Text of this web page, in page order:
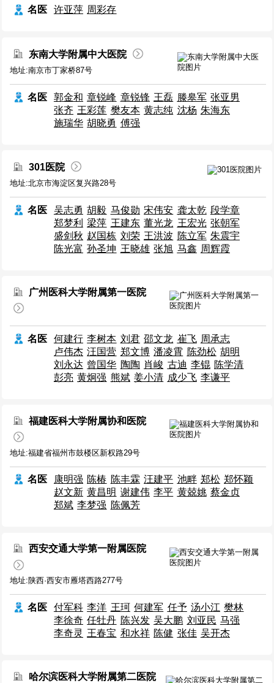
名医 许亚萍 周彩存
东南大学附属中大医院
地址:南京市丁家桥87号
名医 郭金和 章锐峰 章锐锋 王磊 滕皋军 张亚男
张齐 王彩莲 樊友本 黄志纯 沈杨 朱海东
施瑞华 胡晓勇 傅强
301医院
地址:北京市海淀区复兴路28号
名医 吴志勇 胡毅 马俊勋 宋伟安 龚太乾 段学章
郑梦利
梁萍 王建东 董光龙 王宏光 张朝军
盛剑秋 赵国栋 刘荣 王洪波 陈立军 朱震宇
陈光富 孙圣坤 王晓雄 张旭 马鑫 周辉霞
广州医科大学附属第一医院
名医 何建行 李树本 刘君 邵文龙 崔飞 周承志
卢伟杰 汪国营 郑文博 潘凌霄 陈劲松 胡明
刘永达 曾国华 陶陶 肖峻 古迪 李锟 陈学清
彭亮 黄炯强 熊斌 姜小清 成少飞 李谦平
福建医科大学附属协和医院
地址:福建省福州市鼓楼区新权路29号
名医 康明强 陈椿 陈丰霖 汪建平 池畔 郑松 郑怀颖
赵文新 黄昌明 谢建伟 李平 黄兢姚 蔡金贞
郑斌 李梦强 陈佩芳
西安交通大学第一附属医院
地址:陕西·西安市雁塔西路277号
名医 付军科 李洋 王珂 何建军 任予 汤小江 樊林
李徐奇 任牡丹 陈兴发 吴大鹏 刘亚民 马强
李奇灵 王春宝 和水祥 陈健 张佳 吴开杰
哈尔滨医科大学附属第二医院